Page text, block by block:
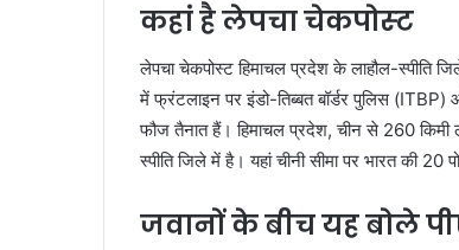
कहां है लेपचा चेकपोस्‍ट
लेपचा चेकपोस्‍ट हिमाचल प्रदेश के लाहौल-स्पीति
में फ्रंटलाइन पर इंडो-तिब्बत बॉर्डर पुलिस
फौज तैनात हैं। हिमाचल प्रदेश, चीन से 260 किमी
स्पीति जिले में है। यहां चीनी सीमा पर भारत की 20
जवानों के बीच यह बोले